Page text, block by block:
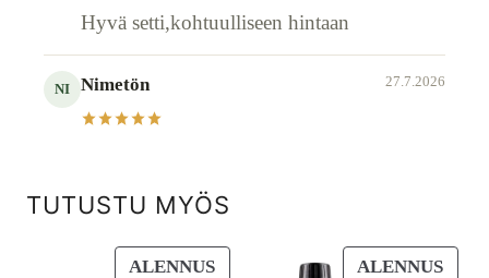
Hyvä setti,kohtuulliseen hintaan
NI Nimetön 27.7.2026
TUTUSTU MYÖS
ALENNUSTUOTE
ALENNUS